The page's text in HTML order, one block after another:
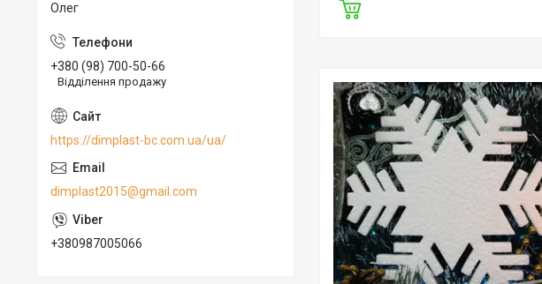
Олег
+380 (98) 700-50-66
Відділення продажу
https://dimplast-bc.com.ua/ua/
dimplast2015@gmail.com
+380987005066